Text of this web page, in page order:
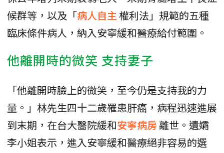
候群等，以及「病人自主權利法」規範的五種
臨床條件病人，納入安寧緩和醫療給付範圍。
他離開時的微笑 支持妻子
「他離開時臉上的微笑，至今仍是支持我的力
量。」林先生四十二歲罹患肝癌，病程迅速進展
到末期，在台大醫院緩和安寧病房 離世。遺孀
李小姐表示，進入安寧緩和醫療絕非容易的選